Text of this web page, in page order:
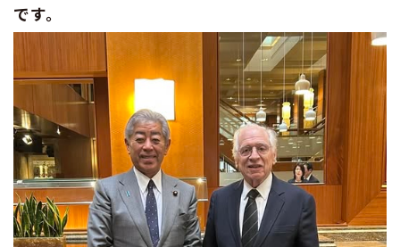
です。